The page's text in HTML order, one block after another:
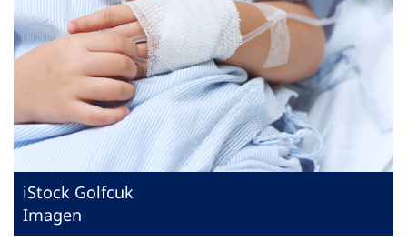
iStock Golfcuk
Imagen